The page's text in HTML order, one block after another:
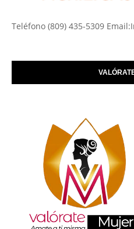
Teléfono (809) 435-5309